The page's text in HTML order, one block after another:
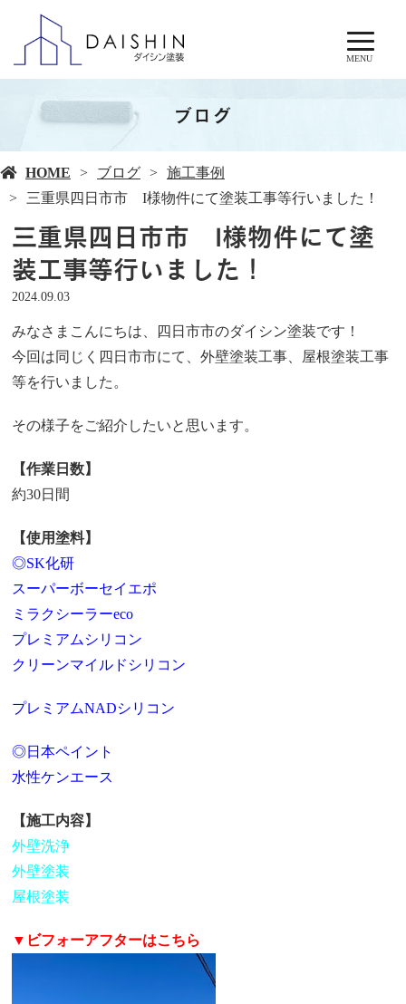
MENU
ブログ
HOME ブログ
施工事例
三重県四日市市 I様物件にて塗装工事等行いました！
三重県四日市市 I様物件にて塗
装工事等行いました！
2024.09.03
みなさまこんにちは、四日市市のダイシン塗装です！
今回は同じく四日市市にて、外壁塗装工事、屋根塗装工事
等を行いました。
その様子をご紹介したいと思います。
【作業日数】
約30日間
【使用塗料】
◎SK化研
スーパーボーセイエポ
ミラクシーラーeco
プレミアムシリコン
クリーンマイルドシリコン
プレミアムNADシリコン
◎日本ペイント
水性ケンエース
【施工内容】
外壁洗浄
外壁塗装
屋根塗装
▼ビフォーアフターはこちら